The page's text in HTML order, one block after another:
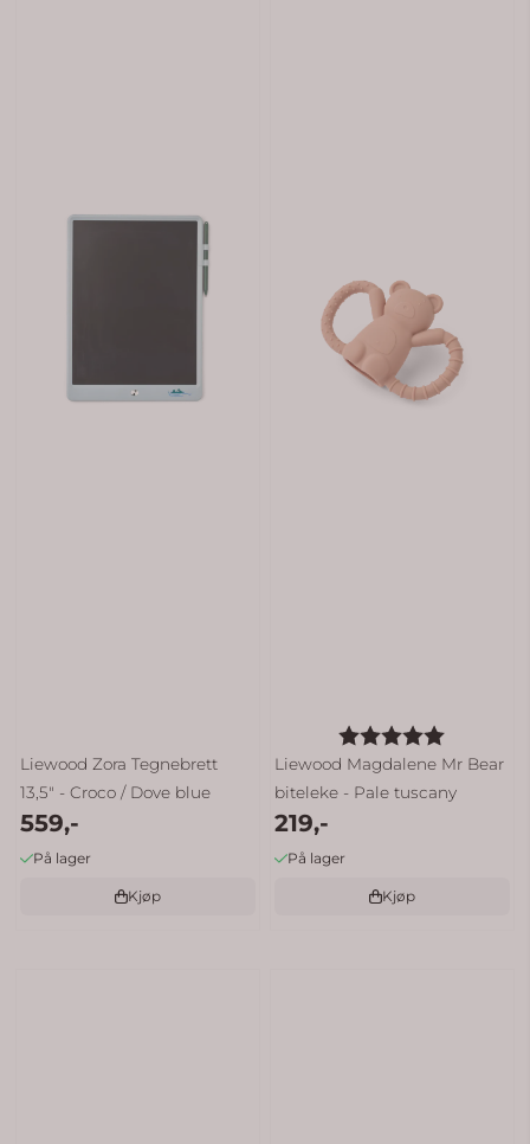
Liewood Zora Tegnebrett
13,5" - Croco / Dove blue
559,-
På lager
Kjøp
Karakter:
Liewood Magdalene Mr Bear
biteleke - Pale tuscany
219,-
På lager
Kjøp